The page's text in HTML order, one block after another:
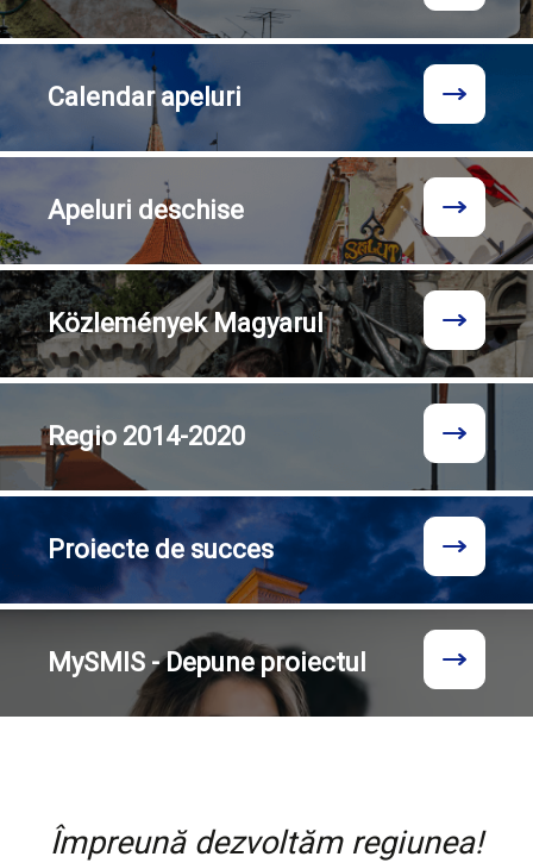
Calendarapeluri
Apeluri deschise
KözleményekMagyarul
Regio 2014-2020
Proiecte de succes
MySMIS - Depune proiectul
Împreună dezvoltăm regiunea!